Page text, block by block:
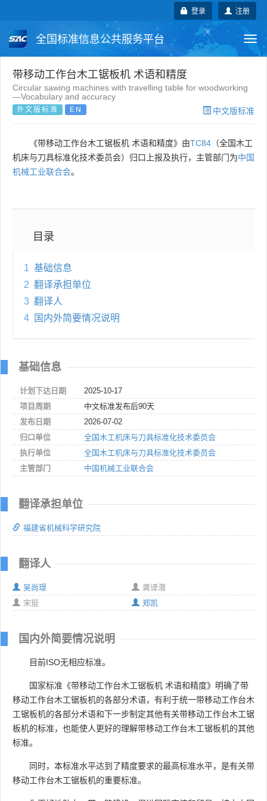
注册
登录
全国标准信息公共服务平台
国家标准 行业标准
团体标准 企业标准
带移动工作台木工锯板机 术语和精度
Circular sawing machines with travelling table for woodworking
—Vocabulary and accuracy
外文版标准 EN 中文版标准
《带移动工作台木工锯板机 术语和精度》由TC84 （全国木工
机床与刀具标准化技术委员会）归口上报及执行，主管部门为中国
机械工业联合会。
目录
1 基础信息
2 翻译承担单位
3 翻译人
4
国内外简要情况说明
基础信息
计划下达日期
2025-10-17
项目周期
中文标准发布后90天
发布日期
2026-07-02
归口单位
全国木工机床与刀具标准化技术委员会
执行单位
全国木工机床与刀具标准化技术委员会
主管部门
中国机械工业联合会
翻译承担单位
福建省机械科学研究院
翻译人
吴尚璟
龚译潜
宋挺
郑凯
国内外简要情况说明
目前ISO无相应标准。
国家标准《带移动工作台木工锯板机 术语和精度》明确了带
移动工作台木工锯板机的各部分术语，有利于统一带移动工作台木
工锯板机的各部分术语和下一步制定其他有关带移动工作台木工锯
板机的标准，也能使人更好的理解带移动工作台木工锯板机的其他
标准。
同时，本标准水平达到了精度要求的最高标准水平，是有关带
移动工作台木工锯板机的重要标准。